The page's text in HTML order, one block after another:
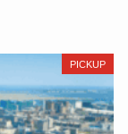
PICKUP